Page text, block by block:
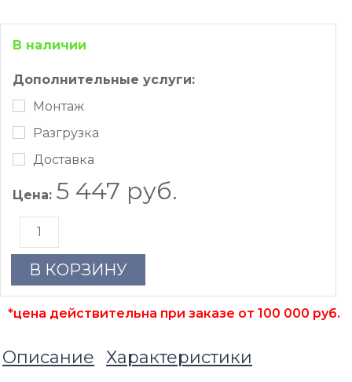
В наличии
Дополнительные услуги:
Монтаж
Разгрузка
Доставка
Цена: 5 447 руб.
В КОРЗИНУ
*цена действительна при заказе от 100 000 руб.
Описание Характеристики